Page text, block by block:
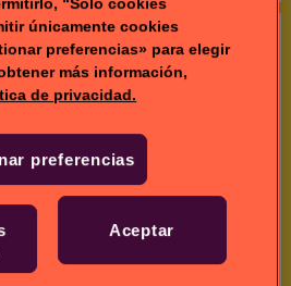
los vídeos
únicamente cookies
preferencias» para elegir
más información,
de privacidad.
preferencias
Aceptar